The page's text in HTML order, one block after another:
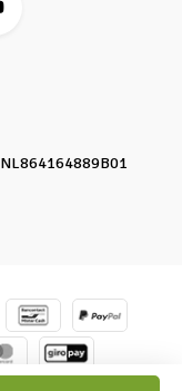
NL864164889B01